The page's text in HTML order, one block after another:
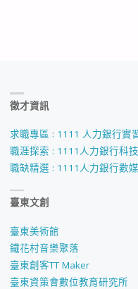
徵才資訊
求職專區 : 1111 人力銀行實
職涯探索 : 1111人力銀行科
職缺精選 : 1111人力銀行數
臺東文創
臺東美術館
鐵花村音樂聚落
臺東創客TT Maker
臺東資策會數位教育研究所